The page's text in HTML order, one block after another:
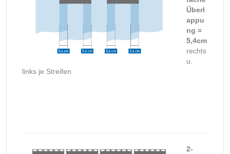
Überl
appu
ng =
5,4cm
rechts
u.
links je Streifen
2-